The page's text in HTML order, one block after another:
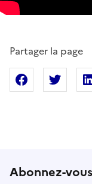
Partager la page
Partager
Abonnez-